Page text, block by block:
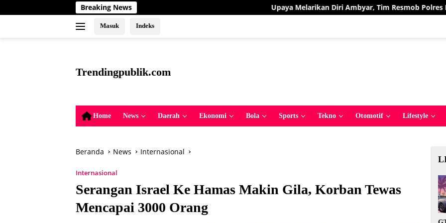
ke
Breaking News Upaya Melarikan Diri Ambyar, Tim Resmob Polres Bolmut Bekuk Pelaku
Masuk Indeks
Trendingpublik.com
Terbaru,Terkini
dan
Terpercaya
Home News Daerah Ekonomi Bola Sports Tekno Otomotif Lifestyle
Beranda News Internasional
Internasional
Serangan Israel Ke Hamas Makin Gila, Korban Tewas
Mencapai 3000 Orang